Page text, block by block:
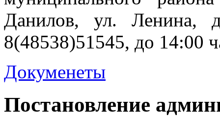
Данилов, ул.
8(48538)51545, до 14:00
Докуменеты
Постановление